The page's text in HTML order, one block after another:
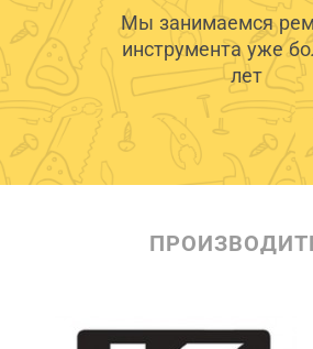
Мы занимаемся
инструмента уже
лет